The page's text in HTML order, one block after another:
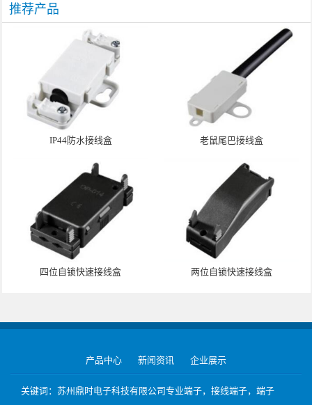
推荐产品
IP44防水接线盒 老鼠尾巴接线盒
四位自锁快速接线盒 两位自锁快速接线盒
产品中心 新闻资讯 企业展示
关键词：苏州鼎时电子科技有限公司专业端子，接线端子，端子